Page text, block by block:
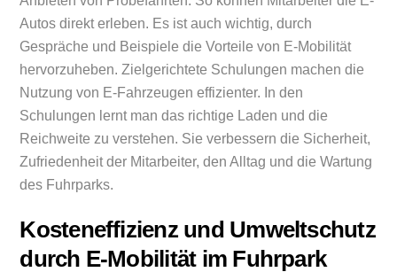
Autos direkt erleben. Es ist auch wichtig, durch
Gespräche und Beispiele die Vorteile von E-Mobilität
hervorzuheben. Zielgerichtete Schulungen machen die
Nutzung von E-Fahrzeugen effizienter. In den
Schulungen lernt man das richtige Laden und die
Reichweite zu verstehen. Sie verbessern die Sicherheit,
Zufriedenheit der Mitarbeiter, den Alltag und die Wartung
des Fuhrparks.
Kosteneffizienz und Umweltschutz
durch E-Mobilität im Fuhrpark